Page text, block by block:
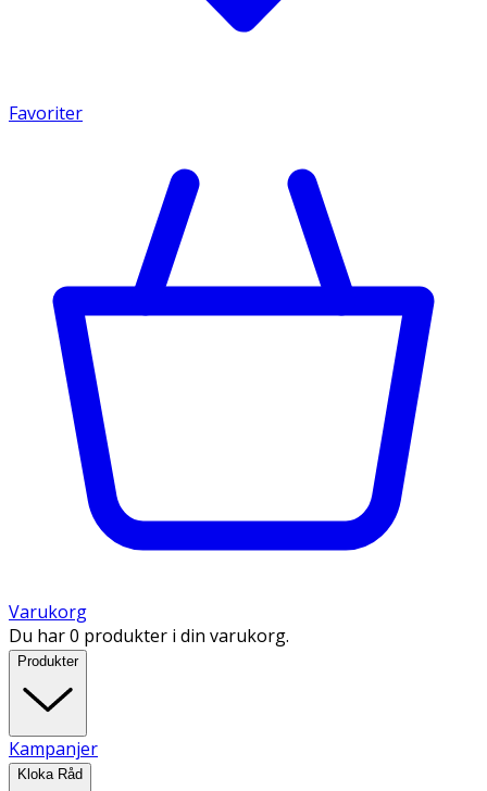
Favoriter
Varukorg
Du har 0 produkter i din varukorg.
Produkter
Kampanjer
Kloka Råd